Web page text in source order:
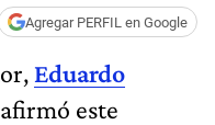
Agregar PERFIL en Google
Eduardo
este